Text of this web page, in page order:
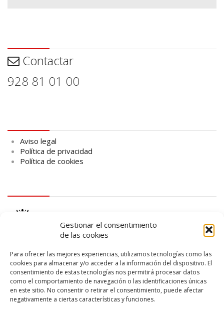
Gestionar el consentimiento
de las cookies
Para ofrecer las mejores experiencias, utilizamos tecnologías como las
cookies para almacenar y/o acceder a la información del dispositivo. El
consentimiento de estas tecnologías nos permitirá procesar datos
como el comportamiento de navegación o las identificaciones únicas
en este sitio. No consentir o retirar el consentimiento, puede afectar
negativamente a ciertas características y funciones.
Contactar
928 81 01 00
Aviso legal
Política de privacidad
Política de cookies
logo SID